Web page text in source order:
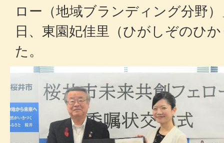
ロー（地域ブランディング分野
日、東園妃佳里（ひがしぞのひ
た。